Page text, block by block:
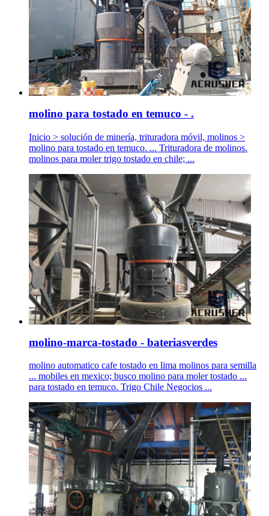
molino para tostado en temuco - .
Inicio > solución de minería, trituradora móvil, molinos >
molino para tostado en temuco. ... Trituradora de molinos.
molinos para moler trigo tostado en chile; ...
molino-marca-tostado - bateriasverdes
molino automatico cafe tostado en lima molinos para semilla
... mobiles en mexico; busco molino para moler tostado ...
para tostado en temuco. Trigo Chile Negocios ...